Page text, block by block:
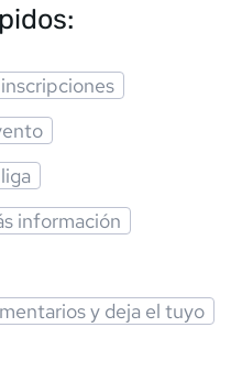
información
y deja el tuyo